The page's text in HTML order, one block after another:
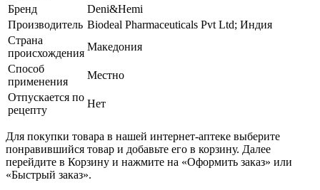
Бренд
Deni&Hemi
Производитель Biodeal Pharmaceuticals Pvt Ltd; Индия
Страна
происхождения
Македония
Способ
применения
Местно
Отпускается по
рецепту
Нет
Для покупки товара в нашей интернет-аптеке выберите
понравившийся товар и добавьте его в корзину. Далее
перейдите в Корзину и нажмите на «Оформить заказ» или
«Быстрый заказ».